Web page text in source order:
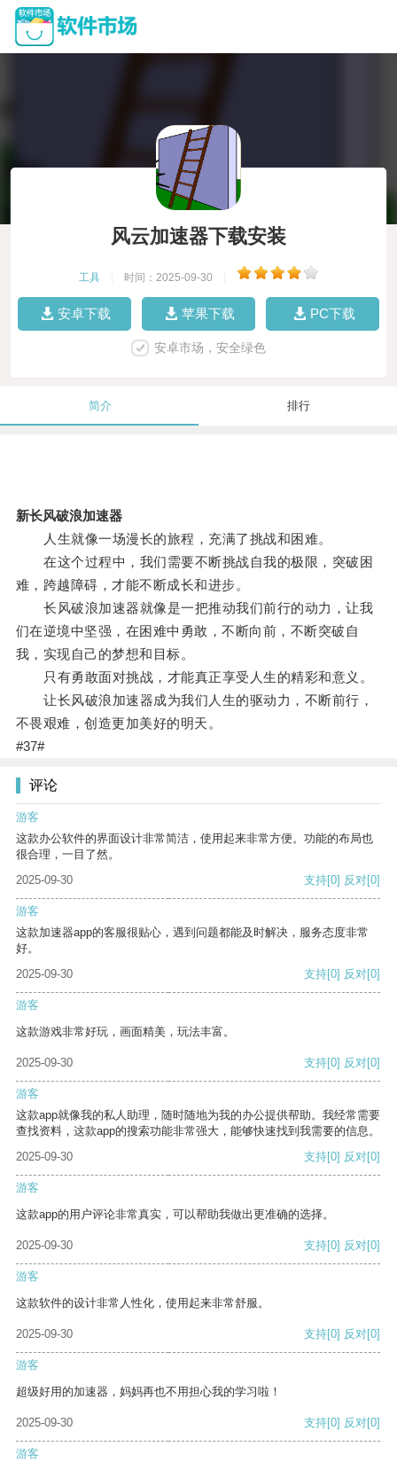
风云加速器下载安装
工具 时间：2025-09-30
安卓下载 苹果下载 PC下载
安卓市场，安全绿色
简介 排行
新长风破浪加速器
人生就像一场漫长的旅程，充满了挑战和困难。
在这个过程中，我们需要不断挑战自我的极限，突破困
难，跨越障碍，才能不断成长和进步。
长风破浪加速器就像是一把推动我们前行的动力，让我
们在逆境中坚强，在困难中勇敢，不断向前，不断突破自
我，实现自己的梦想和目标。
只有勇敢面对挑战，才能真正享受人生的精彩和意义。
让长风破浪加速器成为我们人生的驱动力，不断前行，
不畏艰难，创造更加美好的明天。
#37#
评论
游客
这款办公软件的界面设计非常简洁，使用起来非常方便。功能的布局也
很合理，一目了然。
2025-09-30
支持[0] 反对[0]
游客
这款加速器app的客服很贴心，遇到问题都能及时解决，服务态度非常
好。
2025-09-30
支持[0] 反对[0]
游客
这款游戏非常好玩，画面精美，玩法丰富。
2025-09-30 支持[0] 反对[0]
游客
这款app就像我的私人助理，随时随地为我的办公提供帮助。我经常需要
查找资料，这款app的搜索功能非常强大，能够快速找到我需要的信息。
2025-09-30
支持[0] 反对[0]
游客
这款app的用户评论非常真实，可以帮助我做出更准确的选择。
2025-09-30 支持[0] 反对[0]
游客
这款软件的设计非常人性化，使用起来非常舒服。
2025-09-30 支持[0] 反对[0]
游客
超级好用的加速器，妈妈再也不用担心我的学习啦！
2025-09-30 支持[0] 反对[0]
游客